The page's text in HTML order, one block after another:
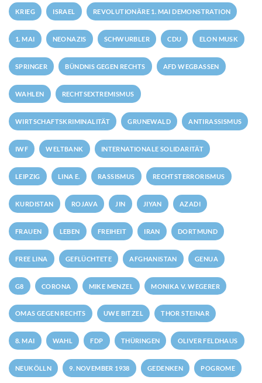
KRIEG ISRAEL REVOLUTIONÄRE 1. MAI DEMONSTRATION
1. MAI NEONAZIS SCHWURBLER CDU ELON MUSK
SPRINGER BÜNDNIS GEGEN RECHTS AFD WEGBASSEN
WAHLEN RECHTSEXTREMISMUS
WIRTSCHAFTSKRIMINALITÄT GRUNEWALD ANTIRASSISMUS
IWF WELTBANK INTERNATIONALE SOLIDARITÄT
LEIPZIG LINA E. RASSISMUS RECHTSTERRORISMUS
KURDISTAN ROJAVA JIN JIYAN AZADI
FRAUEN LEBEN FREIHEIT IRAN DORTMUND
FREE LINA GEFLÜCHTETE AFGHANISTAN GENUA
G8 CORONA MIKE MENZEL MONIKA V. WEGERER
OMAS GEGEN RECHTS UWE BITZEL THOR STEINAR
8. MAI WAHL FDP THÜRINGEN OLIVER FELDHAUS
NEUKÖLLN 9. NOVEMBER 1938 GEDENKEN POGROME